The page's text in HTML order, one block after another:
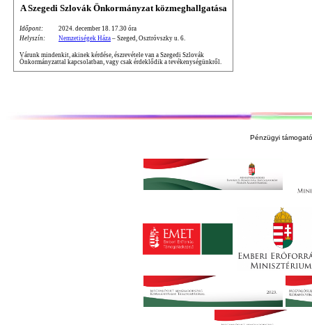
A Szegedi Szlovák Önkormányzat közmeghallgatása
Időpont:
2024. december 18. 17.30 óra
Helyszín:
Nemzetiségek Háza – Szeged, Osztróvszky u. 6.
Várunk mindenkit, akinek kérdése, észrevétele van a Szegedi Szlovák
Önkormányzattal kapcsolatban, vagy csak érdeklődik a tevékenységünkről.
Pénzügyi